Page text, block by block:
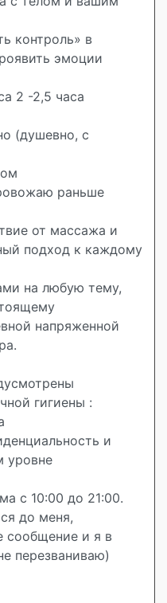
контроль» в
эмоции
2 -2,5 часа
(душевно, с
раньше
от массажа и
подход к каждому
на любую тему,
напряженной
гигиены :
и
уровне
с 10:00 до 21:00.
до меня,
сообщение и я в
перезваниваю)